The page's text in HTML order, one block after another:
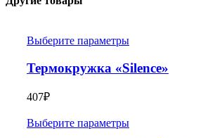
Выберите параметры
Термокружка «Silence»
407₽
Выберите параметры